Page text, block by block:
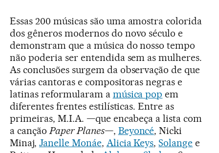
Essas 200 músicas são uma amostra colorida
dos gêneros modernos do novo século e
demonstram que a música do nosso tempo
não poderia ser entendida sem as mulheres.
As conclusões surgem da observação de que
várias cantoras e compositoras negras e
latinas reformularam a música pop em
diferentes frentes estilísticas. Entre as
primeiras, M.I.A. —que encabeça a lista com
a cançãoPaper Planes—, Beyoncé, Nicki
Minaj, Janelle Monáe, Alicia Keys,Solange e